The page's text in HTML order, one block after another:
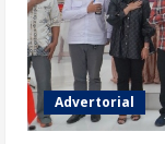
Advertorial